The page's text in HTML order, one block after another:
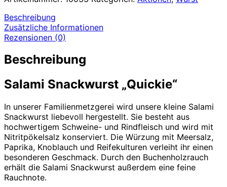
Beschreibung
Zusätzliche Informationen
Rezensionen (0)
Beschreibung
Salami Snackwurst „Quickie“
In unserer Familienmetzgerei wird unsere kleine Salami
Snackwurst liebevoll hergestellt. Sie besteht aus
hochwertigem Schweine- und Rindfleisch und wird mit
Nitritpökelsalz konserviert. Die Würzung mit Meersalz,
Paprika, Knoblauch und Reifekulturen verleiht ihr einen
besonderen Geschmack. Durch den Buchenholzrauch
erhält die Salami Snackwurst außerdem eine feine
Rauchnote.